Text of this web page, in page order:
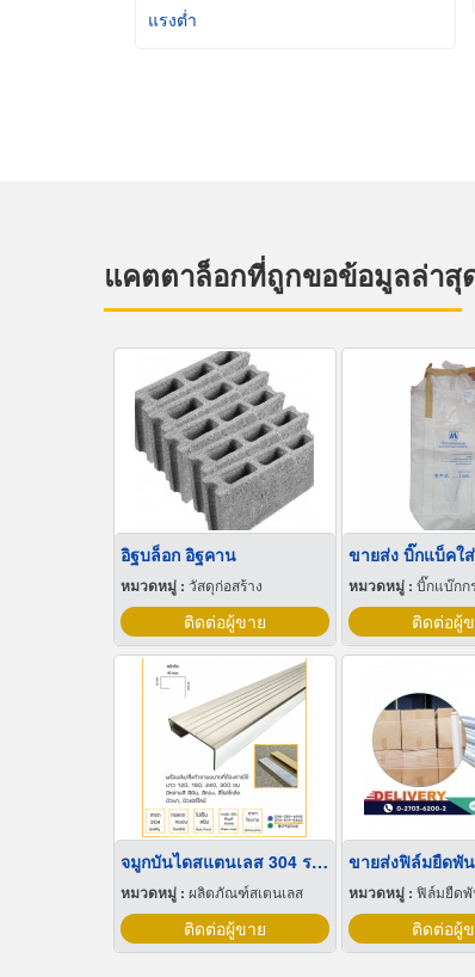
แรงต่ำ
แคตตาล็อกที่ถูกขอข้อมูลล่าสุ
อิฐบล็อก อิฐคาน
หมวดหมู่ : วัสดุก่อสร้าง
ติดต่อผู้ขาย
หมวดหมู่ : บิ๊กแบ๊กก
ติดต่อผู้
จมูกบันไดสแตนเลส 304 ราคาโรงงาน
หมวดหมู่ : ผลิตภัณฑ์สเตนเลส
ติดต่อผู้ขาย
หมวดหมู่ : ฟิล์มยืด
ติดต่อผู้